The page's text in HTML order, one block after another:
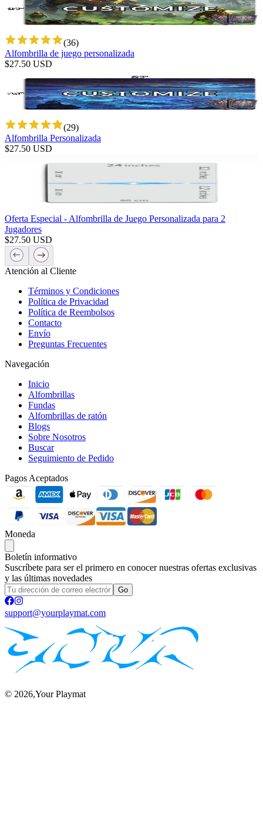
(36)
Alfombrilla de juego personalizada
$27.50 USD
(29)
Alfombrilla Personalizada
$27.50 USD
Oferta Especial - Alfombrilla de Juego Personalizada para 2
Jugadores
$27.50 USD
Atención al Cliente
Términos y Condiciones
Política de Privacidad
Política de Reembolsos
Contacto
Envío
Preguntas Frecuentes
Navegación
Inicio
Alfombrillas
Fundas
Alfombrillas de ratón
Blogs
Sobre Nosotros
Buscar
Seguimiento de Pedido
Pagos Aceptados
Moneda
Boletín informativo
Suscríbete para ser el primero en conocer nuestras ofertas exclusivas
y las últimas novedades
Go
support@yourplaymat.com
© 2026,Your Playmat